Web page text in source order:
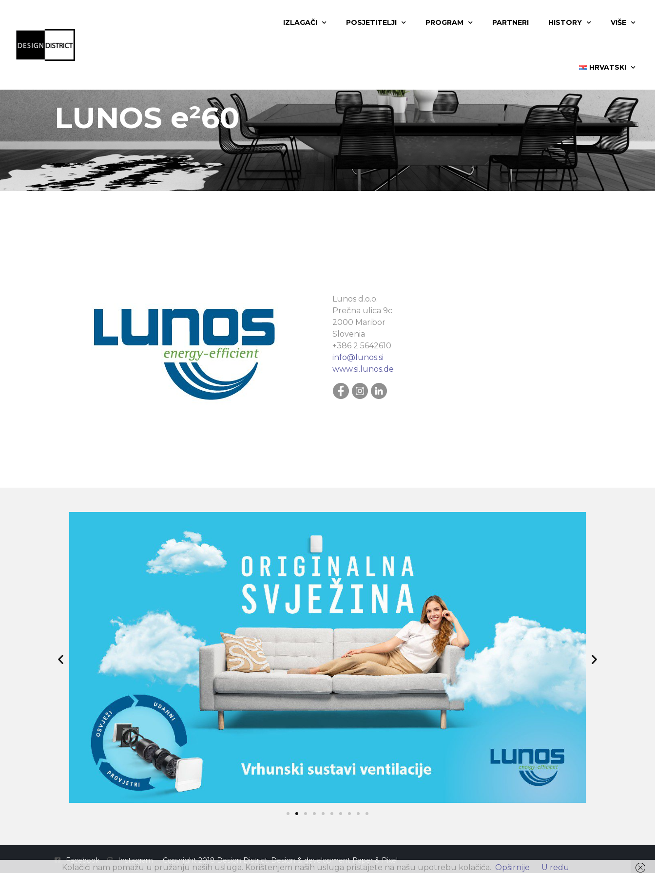
IZLAGAČI POSJETITELJI PROGRAM PARTNERI HISTORY VIŠE
HRVATSKI
LUNOS e²60
Lunos d.o.o.
Prečna ulica 9c
2000 Maribor
Slovenia
+386 2 5642610
info@lunos.si
www.si.lunos.de
Facebook Instagram Copyright 2018 Design District. Design & developmentPaper & Pixel
Kolačići nam pomažu u pružanju naših usluga. Korištenjem naših usluga pristajete na našu upotrebu kolačića. Opširnije U redu